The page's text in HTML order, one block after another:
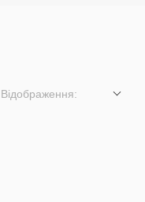
Відображення: